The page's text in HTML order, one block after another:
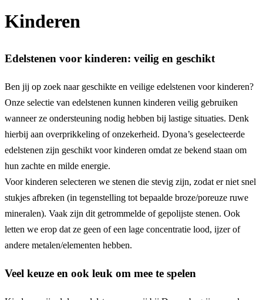
Kinderen
Edelstenen voor kinderen: veilig en geschikt
Ben jij op zoek naar geschikte en veilige edelstenen voor kinderen?
Onze selectie van edelstenen kunnen kinderen veilig gebruiken
wanneer ze ondersteuning nodig hebben bij lastige situaties. Denk
hierbij aan overprikkeling of onzekerheid. Dyona’s geselecteerde
edelstenen zijn geschikt voor kinderen omdat ze bekend staan om
hun zachte en milde energie.
Voor kinderen selecteren we stenen die stevig zijn, zodat er niet snel
stukjes afbreken (in tegenstelling tot bepaalde broze/poreuze ruwe
mineralen). Vaak zijn dit getrommelde of gepolijste stenen. Ook
letten we erop dat ze geen of een lage concentratie lood, ijzer of
andere metalen/elementen hebben.
Veel keuze en ook leuk om mee te spelen